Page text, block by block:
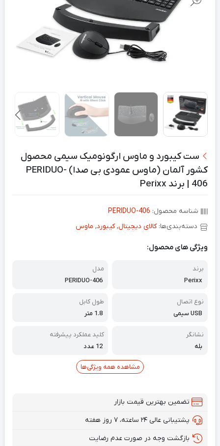
ست کیبورد و ماوس ارگونومیک سیمی محصول
کشور آلمان (ماوس عمودی بی صدا) PERIDUO-
406 | برند Perixx
شناسه محصول: PERIDUO-406
دسته‌بندی‌ها:کالای دیجیتال,کیبورد, ماوس
ویژگی های محصول:
برند
Perixx
مدل
PERIDUO-406
نوع اتصال
USB سیمی
طول کابل
1.8 متر
نشانگر
بله
کلید عملکرد پیشرفته
12 عدد
مشاهده همه ویژگی‌ها
تضمین بهترین قیمت بازار
پشتیبانی عالی ۲۴ ساعته، ۷ روز هفته
بازگشت وجه در صورت عدم رضایت